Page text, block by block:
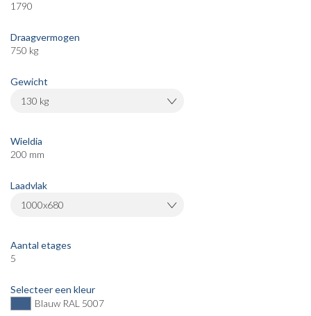
1790
Draagvermogen
750 kg
Gewicht
130 kg
Wieldia
200 mm
Laadvlak
1000x680
Aantal etages
5
Selecteer een kleur
Blauw RAL 5007